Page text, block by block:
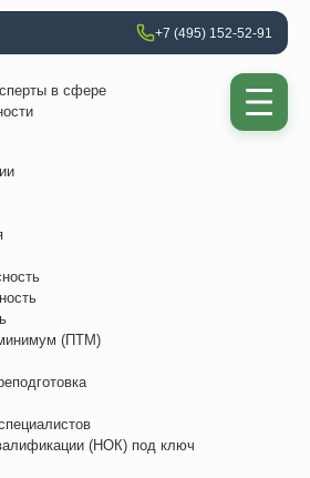
+7 (495) 152-52-91
(ПТМ)
(НОК) под ключ